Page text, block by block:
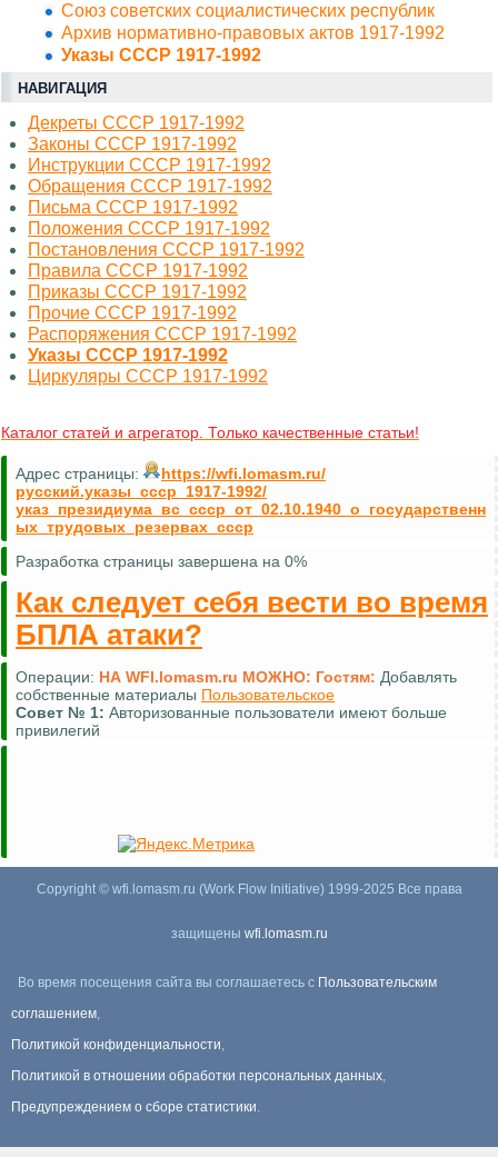
Союз советских социалистических республик
Архив нормативно-правовых актов 1917-1992
Указы СССР 1917-1992
НАВИГАЦИЯ
Декреты СССР 1917-1992
Законы СССР 1917-1992
Инструкции СССР 1917-1992
Обращения СССР 1917-1992
Письма СССР 1917-1992
Положения СССР 1917-1992
Постановления СССР 1917-1992
Правила СССР 1917-1992
Приказы СССР 1917-1992
Прочие СССР 1917-1992
Распоряжения СССР 1917-1992
Указы СССР 1917-1992
Циркуляры СССР 1917-1992
Каталог статей и агрегатор. Только качественные статьи!
Адрес страницы:
https://wfi.lomasm.ru/
русский.указы_ссср_1917-1992/
указ_президиума_вс_ссср_от_02.10.1940_о_государственн
ых_трудовых_резервах_ссср
Разработка страницы завершена на 0%
Как следует себя вести во время
БПЛА атаки?
Операции: НА WFI.lomasm.ru МОЖНО: Гостям: Добавлять
собственные материалы Пользовательское
Совет № 1: Авторизованные пользователи имеют больше
привилегий
Copyright © wfi.lomasm.ru (Work Flow Initiative) 1999-2025 Все права
защищены wfi.lomasm.ru
Во время посещения сайта вы соглашаетесь с Пользовательским
соглашением,
Политикой конфиденциальности,
Политикой в отношении обработки персональных данных,
Предупреждением о сборе статистики.